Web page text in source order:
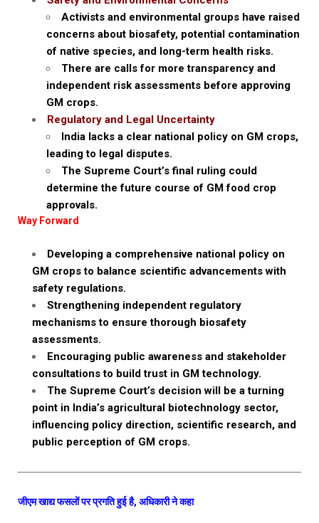
Activists and environmental groups have raised
concerns about biosafety, potential contamination
of native species, and long-term health risks.
There are calls for more transparency and
independent risk assessments before approving
GM crops.
Regulatory and Legal Uncertainty
India lacks a clear national policy on GM crops,
leading to legal disputes.
The Supreme Court’s final ruling could
determine the future course of GM food crop
approvals.
Way Forward
Developing a comprehensive national policy on
GM crops to balance scientific advancements with
safety regulations.
Strengthening independent regulatory
mechanisms to ensure thorough biosafety
assessments.
Encouraging public awareness and stakeholder
consultations to build trust in GM technology.
The Supreme Court’s decision will be a turning
point in India’s agricultural biotechnology sector,
influencing policy direction, scientific research, and
public perception of GM crops.
जीएम खाद्य फसलों पर प्रगति हुई है, अधिकारी ने कहा